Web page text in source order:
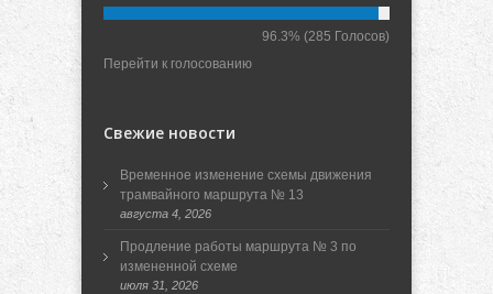
96.3% (285 Голосов)
Перейти к голосованию
Свежие новости
Временное изменение схемы движения
трамвайного маршрута № 13
августа 4, 2026
Продление работы маршрута № 3 по
измененной схеме
июля 31, 2026